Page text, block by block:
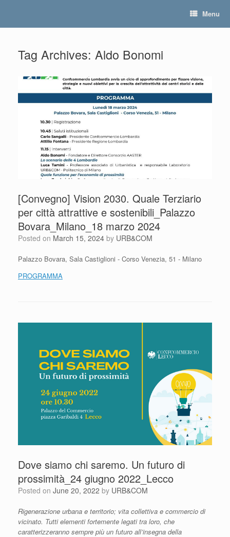
Menu
Tag Archives: Aldo Bonomi
[Convegno] Vision 2030. Quale Terziario
per città attrattive e sostenibili_Palazzo
Bovara_Milano_18 marzo 2024
Posted on March 15, 2024 by URB&COM
Palazzo Bovara, Sala Castiglioni - Corso Venezia, 51 - Milano
PROGRAMMA
Dove siamo chi saremo. Un futuro di
prossimità_24 giugno 2022_Lecco
Posted on June 20, 2022 by URB&COM
Rigenerazione urbana e territorio; vita collettiva e commercio di
vicinato. Tutti elementi fortemente legati tra loro, che
caratterizzeranno sempre più un futuro all’insegna della